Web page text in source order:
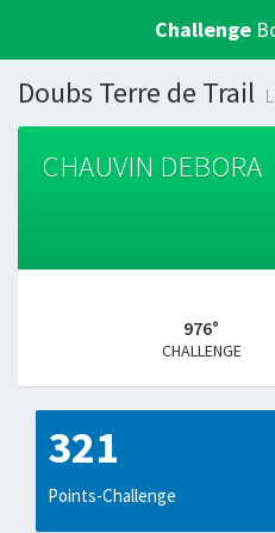
Challenge
Doubs Terre de Trail
CHAUVIN DEBORA
976°
CHALLENGE
321
Points-Challenge